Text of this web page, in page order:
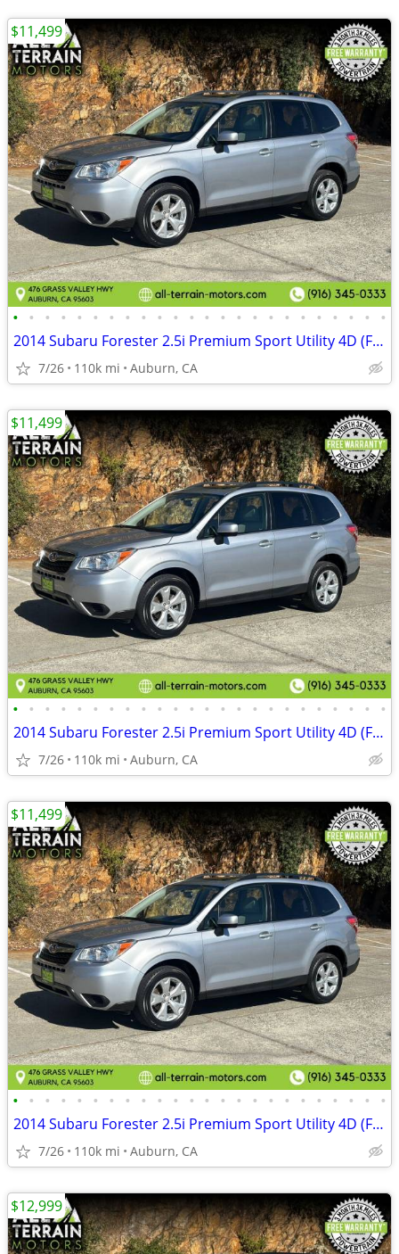
• • • • • • • • • • • • • • • • • • • • • • • •
2014 Subaru Forester 2.5i Premium Sport Utility 4D (FREE 3 MONTH WARRA
7/26 110k mi Auburn, CA
$11,499
• • • • • • • • • • • • • • • • • • • • • • • •
2014 Subaru Forester 2.5i Premium Sport Utility 4D (FREE 3 MONTH WARRA
7/26 110k mi Auburn, CA
$11,499
• • • • • • • • • • • • • • • • • • • • • • • •
2014 Subaru Forester 2.5i Premium Sport Utility 4D (FREE 3 MONTH WARRA
7/26 110k mi Auburn, CA
$11,499
$12,999